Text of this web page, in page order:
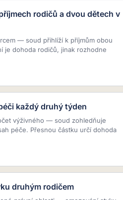
rodičů a dvou dětech v
— soud přihlíží k příjmům obou
je dohoda rodičů, jinak rozhodne
každý druhý týden
výživného — soud zohledňuje
péče. Přesnou částku určí dohoda
druhým rodičem